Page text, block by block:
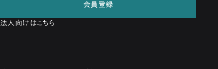
会員登録
法人向けはこちら